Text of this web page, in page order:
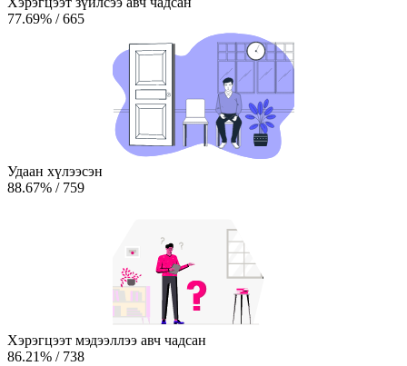
77.69% /665
Удаан хүлээсэн
88.67% / 759
Хэрэгцээт мэдээллээ авч чадсан
86.21% / 738